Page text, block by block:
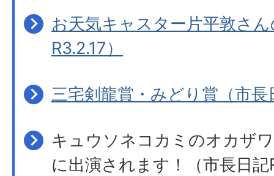
お天気キャスター片平敦さ
R3.2.17）
三宅剣龍賞・みどり賞（市長
キュウソネコカミのオカザ
に出演されます！（市長日記